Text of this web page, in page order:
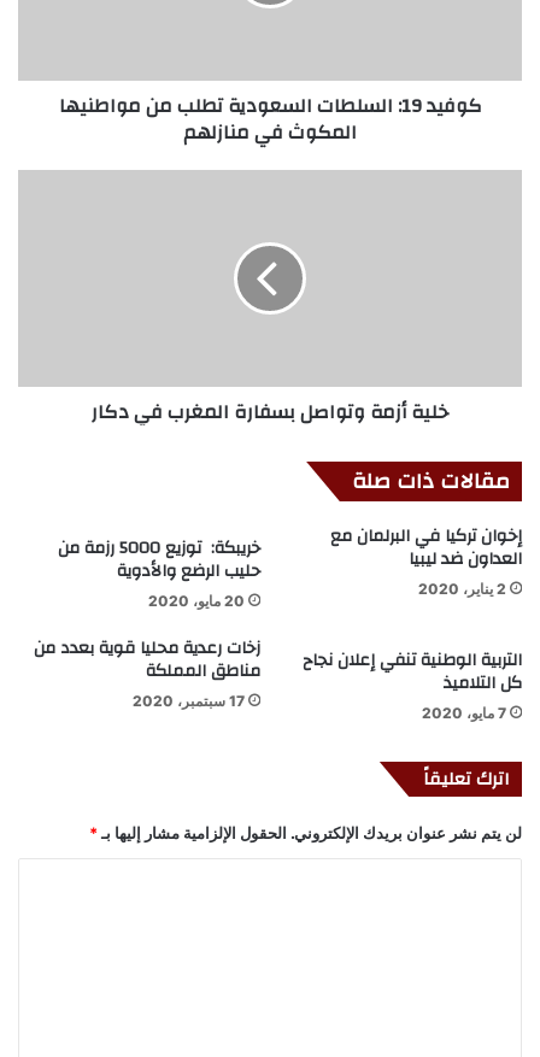
كوفيد 19: السلطات السعودية تطلب من مواطنيها
المكوث في منازلهم
خلية أزمة وتواصل بسفارة المغرب في دكار
مقالات ذات صلة
إخوان تركيا في البرلمان مع
العداون ضد ليبيا
2 يناير، 2020
خريبكة: توزيع 5000 رزمة من
حليب الرضع والأدوية
20 مايو، 2020
التربية الوطنية تنفي إعلان نجاح
كل التلاميذ
7 مايو، 2020
زخات رعدية محليا قوية بعدد من
مناطق المملكة
17 سبتمبر، 2020
اترك تعليقاً
لن يتم نشر عنوان بريدك الإلكتروني. الحقول الإلزامية مشار إليها بـ *